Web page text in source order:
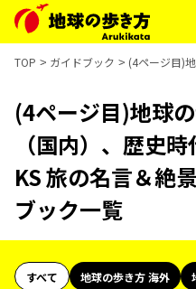
TOP ガイドブック (4ページ目)
(4ページ目)地球
（国内）、歴史
KS 旅の名言＆絶
ブック一覧
すべて 地球の歩き方 海外